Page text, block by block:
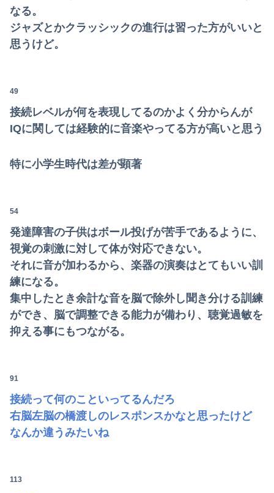
なる。
ジャズとかクラッシックの進行は習った方がいいと
思うけど。
49
接続レベルが何を表現してるのかよく分からんが
IQに関しては経験的に音楽やってる方が高いと思う
特に小学生時代は差が顕著
54
発達障害の子供はボール投げが苦手であるように、
視覚の刺激に対して体が対応できない。
それに音が加わるから、楽器の演奏はとてもいい訓
練になる。
集中したとき余計な音を脳で除外し聞き分ける訓練
ができ、脳で調整できる能力が備わり、聴覚過敏を
抑える事にもつながる。
91
接続って何のこといってるんだろ
右脳左脳の橋渡しのレスポンスかなと思ったけど
なんか違うみたいね
113